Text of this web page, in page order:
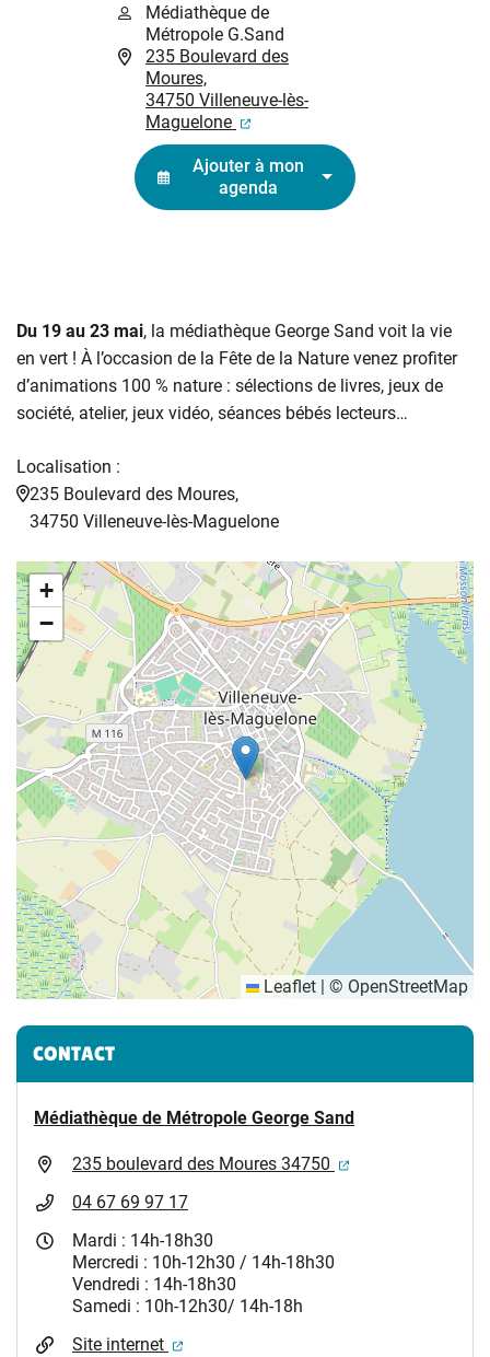
Médiathèque de
Métropole G.Sand
235 Boulevard des
Moures,
34750 Villeneuve-lès-
Maguelone
(ouverture dans un nouvel
Ajouter à mon
agenda
Du 19 au 23 mai, la médiathèque George Sand voit la vie
en vert ! À l’occasion de la Fête de la Nature venez profiter
d’animations 100 % nature : sélections de livres, jeux de
société, atelier, jeux vidéo, séances bébés lecteurs…
Localisation :
235 Boulevard des Moures,
34750 Villeneuve-lès-Maguelone
+
−
Leaflet | © OpenStreetMap
Informations complémentaires
CONTACT
Médiathèque de Métropole George Sand
235 boulevard des Moures 34750
(ouverture dans
04 67 69 97 17
Mardi : 14h-18h30
Mercredi : 10h-12h30 / 14h-18h30
Vendredi : 14h-18h30
Samedi : 10h-12h30/ 14h-18h
Site internet
(ouverture dans un nouvel onglet)